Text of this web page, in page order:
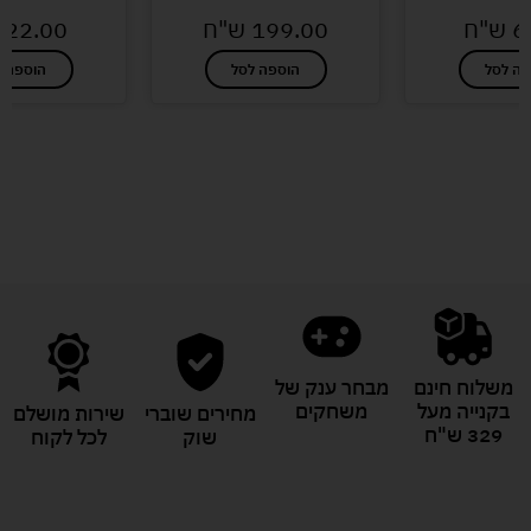
ש"ח
לסל
199.00 ש"ח
הוספה לסל
22.00
הוספה
משלוח חינם
בקנייה מעל
329 ש"ח
מבחר ענק של
משחקים
מחירים שוברי
שוק
שירות מושלם
לכל לקוח